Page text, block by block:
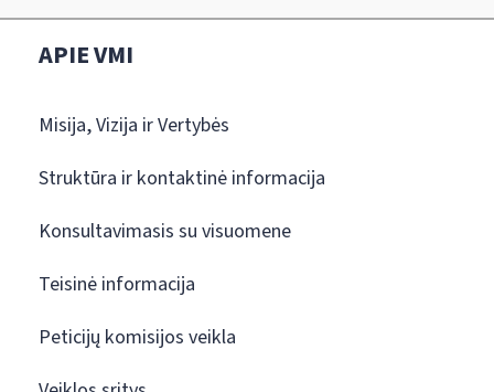
APIE VMI
Misija, Vizija ir Vertybės
Struktūra ir kontaktinė informacija
Konsultavimasis su visuomene
Teisinė informacija
Peticijų komisijos veikla